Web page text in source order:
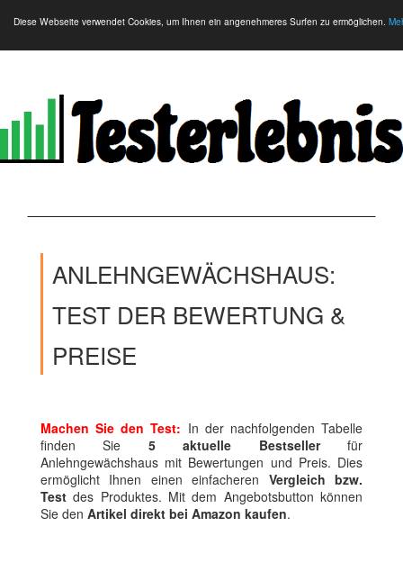
Diese Webseite verwendet Cookies, um Ihnen ein angenehmeres Surfen zu ermöglichen.
ANLEHNGEWÄCHSHAUS:
TEST DER BEWERTUNG &
PREISE
Machen Sie den Test: In der nachfolgenden Tabelle
finden Sie 5 aktuelle Bestsellerfür
Anlehngewächshaus mit Bewertungen und Preis. Dies
ermöglicht Ihnen einen einfacheren Vergleich bzw.
Test des Produktes. Mit dem Angebotsbutton können
Sie den Artikel direkt bei Amazon kaufen.